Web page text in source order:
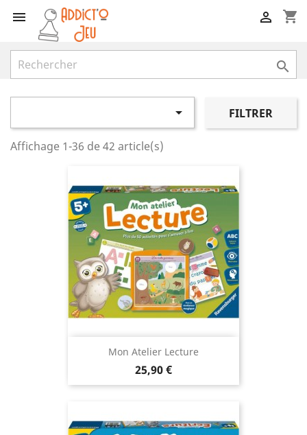
 shopping_cart


 FILTRER
Affichage 1-36 de 42 article(s)
Mon Atelier Lecture
Prix
25,90 €